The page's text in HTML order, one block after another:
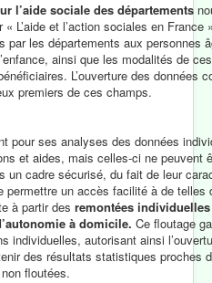
l’aide sociale des départements
L’aide et l’action sociales en France
par les départements aux personnes
ainsi que les modalités de
L’ouverture des données
premiers de ces champs.
pour ses analyses des données
et aides, mais celles-ci ne peuvent
un cadre sécurisé, du fait de leur
permettre un accès facilité à de telles
à partir des remontées
à domicile. Ce floutage
individuelles, autorisant ainsi
des résultats statistiques proches
floutées.